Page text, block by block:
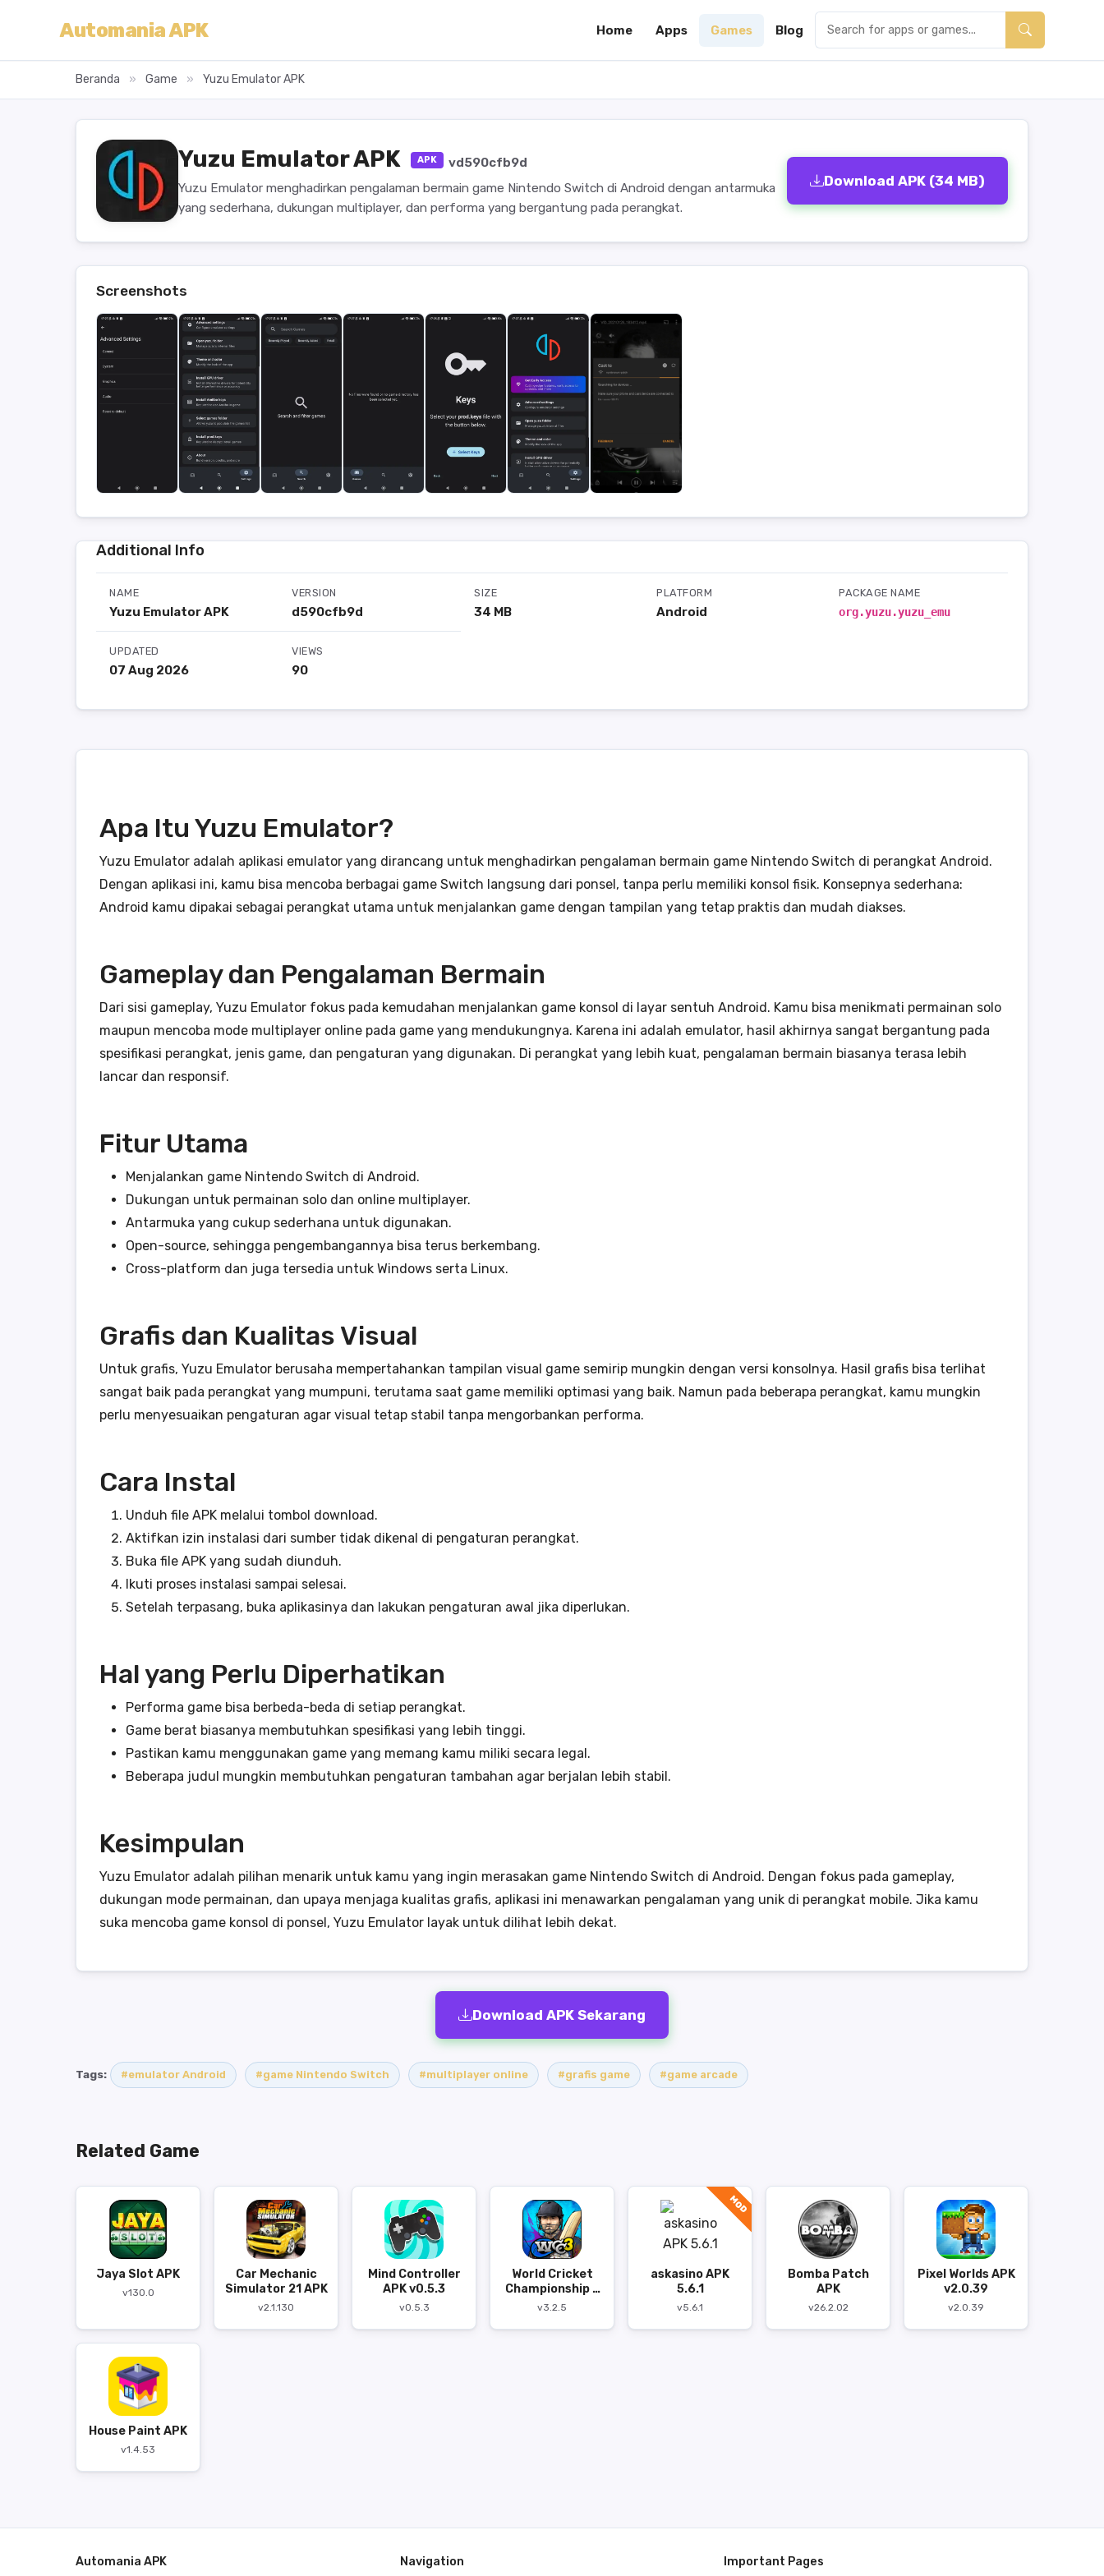
Automania APK Home Apps Games Blog
Beranda » Game » Yuzu Emulator APK
Yuzu Emulator APK APK
vd590cfb9d
Yuzu Emulator menghadirkan pengalaman bermain game Nintendo Switch di Android dengan antarmuka
yang sederhana, dukungan multiplayer, dan performa yang bergantung pada perangkat.
Download APK (34 MB)
Screenshots
Additional Info
NAME
Yuzu Emulator APK
VERSION
d590cfb9d
SIZE
34 MB
PLATFORM
Android
PACKAGE NAME
org.yuzu.yuzu_emu
UPDATED
07 Aug 2026
VIEWS
90
Apa Itu Yuzu Emulator?
Yuzu Emulator adalah aplikasi emulator yang dirancang untuk menghadirkan pengalaman bermain game Nintendo Switch di perangkat Android.
Dengan aplikasi ini, kamu bisa mencoba berbagai game Switch langsung dari ponsel, tanpa perlu memiliki konsol fisik. Konsepnya sederhana:
Android kamu dipakai sebagai perangkat utama untuk menjalankan game dengan tampilan yang tetap praktis dan mudah diakses.
Gameplay dan Pengalaman Bermain
Dari sisi gameplay, Yuzu Emulator fokus pada kemudahan menjalankan game konsol di layar sentuh Android. Kamu bisa menikmati permainan solo
maupun mencoba mode multiplayer online pada game yang mendukungnya. Karena ini adalah emulator, hasil akhirnya sangat bergantung pada
spesifikasi perangkat, jenis game, dan pengaturan yang digunakan. Di perangkat yang lebih kuat, pengalaman bermain biasanya terasa lebih
lancar dan responsif.
Fitur Utama
Menjalankan game Nintendo Switch di Android.
Dukungan untuk permainan solo dan online multiplayer.
Antarmuka yang cukup sederhana untuk digunakan.
Open-source, sehingga pengembangannya bisa terus berkembang.
Cross-platform dan juga tersedia untuk Windows serta Linux.
Grafis dan Kualitas Visual
Untuk grafis, Yuzu Emulator berusaha mempertahankan tampilan visual game semirip mungkin dengan versi konsolnya. Hasil grafis bisa terlihat
sangat baik pada perangkat yang mumpuni, terutama saat game memiliki optimasi yang baik. Namun pada beberapa perangkat, kamu mungkin
perlu menyesuaikan pengaturan agar visual tetap stabil tanpa mengorbankan performa.
Cara Instal
Unduh file APK melalui tombol download.
Aktifkan izin instalasi dari sumber tidak dikenal di pengaturan perangkat.
Buka file APK yang sudah diunduh.
Ikuti proses instalasi sampai selesai.
Setelah terpasang, buka aplikasinya dan lakukan pengaturan awal jika diperlukan.
Hal yang Perlu Diperhatikan
Performa game bisa berbeda-beda di setiap perangkat.
Game berat biasanya membutuhkan spesifikasi yang lebih tinggi.
Pastikan kamu menggunakan game yang memang kamu miliki secara legal.
Beberapa judul mungkin membutuhkan pengaturan tambahan agar berjalan lebih stabil.
Kesimpulan
Yuzu Emulator adalah pilihan menarik untuk kamu yang ingin merasakan game Nintendo Switch di Android. Dengan fokus pada gameplay,
dukungan mode permainan, dan upaya menjaga kualitas grafis, aplikasi ini menawarkan pengalaman yang unik di perangkat mobile. Jika kamu
suka mencoba game konsol di ponsel, Yuzu Emulator layak untuk dilihat lebih dekat.
Download APK Sekarang
Tags: #emulator Android #game Nintendo Switch #multiplayer online #grafis game #game arcade
Related Game
Jaya Slot APK
v130.0
Car Mechanic
Simulator 21 APK
v2.1.130
Mind Controller
APK v0.5.3
v0.5.3
World Cricket
Championship 3
APK
v3.2.5
MOD
askasino APK
5.6.1
v5.6.1
Bomba Patch
APK
v26.2.02
Pixel Worlds APK
v2.0.39
v2.0.39
House Paint APK
v1.4.53
Automania APK Navigation Important Pages